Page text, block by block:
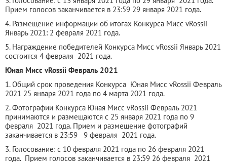
Прием голосов заканчивается в 23:59 29 января 2021 года.
4. Размещение информации об итогах Конкурса Мисс vRossii
Январь 2021: 2 февраля 2021 года.
5. Награждение победителей Конкурса Мисс vRossii Январь 2021
состоится 4 февраля 2021 года.
Юная Мисс vRossii Февраль 2021
1. Общий срок проведения Конкурса Юная Мисс vRossii Февраль
2021 25 января 2021 года по 4 марта 2021 года.
2. Фотографии Конкурса Юная Мисс vRossii Февраль 2021
принимаются и размещаются с 25 января 2021 года по 9
февраля 2021 года. Прием и размещение фотографий
заканчивается в 23:59 9 февраля 2021 года.
3. Голосование: с 10 февраля 2021 года по 26 февраля 2021
года. Прием голосов заканчивается в 23:59 26 февраля 2021